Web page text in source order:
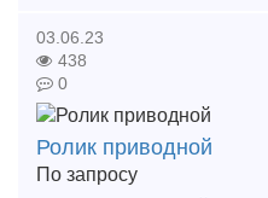
03.06.23
438
0
Ролик приводной
По запросу